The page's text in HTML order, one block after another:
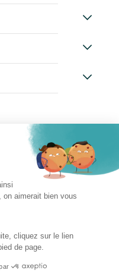
on aimerait bien vous
cliquez sur le lien
de page.